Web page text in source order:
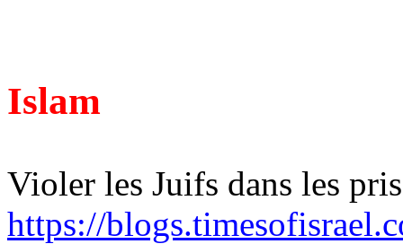
Islam
Violer les Juifs dans les
https://